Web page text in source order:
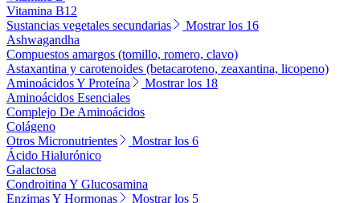
Vitamina B12
Sustancias vegetales secundarias
Mostrar los 16
Ashwagandha
Compuestos amargos (tomillo, romero, clavo)
Astaxantina y carotenoides (betacaroteno, zeaxantina, licopeno)
Aminoácidos Y Proteína
Mostrar los 18
Aminoácidos Esenciales
Complejo De Aminoácidos
Colágeno
Otros Micronutrientes
Mostrar los 6
Ácido Hialurónico
Galactosa
Condroitina Y Glucosamina
Enzimas Y Hormonas
Mostrar los 5